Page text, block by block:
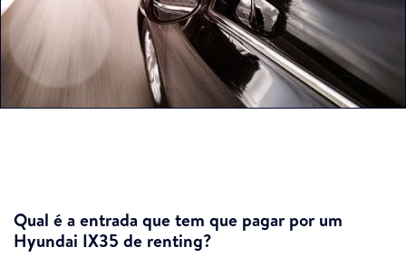
Qual é a entrada que tem que pagar por um
Hyundai IX35 de renting?